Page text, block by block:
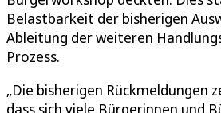
Belastbarkeit der bisherigen
Ableitung der weiteren
Prozess.
„Die bisherigen Rückmeldungen
dass sich viele Bürgerinnen und